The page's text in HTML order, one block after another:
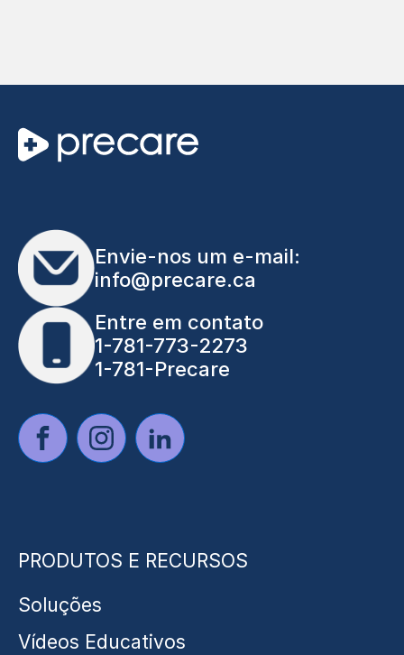
Envie-nos um e-mail:
info@precare.ca
Entre em contato
1-781-773-2273
1-781-Precare
PRODUTOS E RECURSOS
Soluções
Vídeos Educativos